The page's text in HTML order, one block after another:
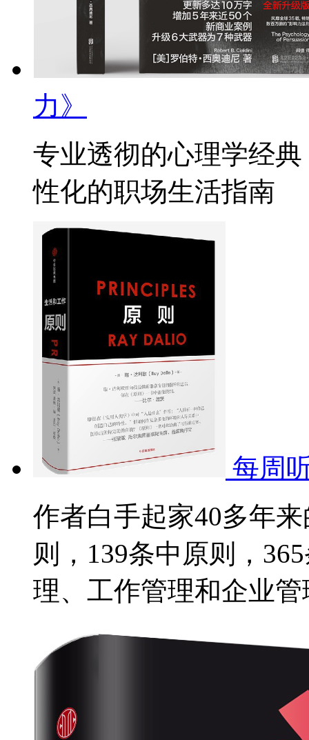
力》
专业透彻的心理学经
性化的职场生活指南
每周
作者白手起家40多年
则，139条中原则，
理、工作管理和企业管